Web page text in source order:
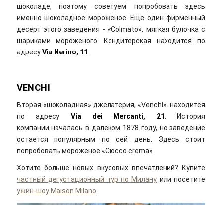
шоколаде, поэтому советуем попробовать здесь
именно шоколадное мороженое. Еще один фирменный
десерт этого заведения ‐ «Colmato», мягкая булочка с
шариками мороженого. Кондитерская находится по
адресуVia Nerino, 11
VENCHI
Вторая «шоколадная» джелатерия, «Venchi», находится
по адресу Via dei Mercanti, 21
. История
компании началась в далеком 1878 году, но заведение
остается популярным по сей день. Здесь стоит
попробовать мороженое «Ciocco crema».
Хотите больше новых вкусовых впечатлений? Купите
частный дегустационный тур по Милану или посетите
ужин-шоу Maison Milano